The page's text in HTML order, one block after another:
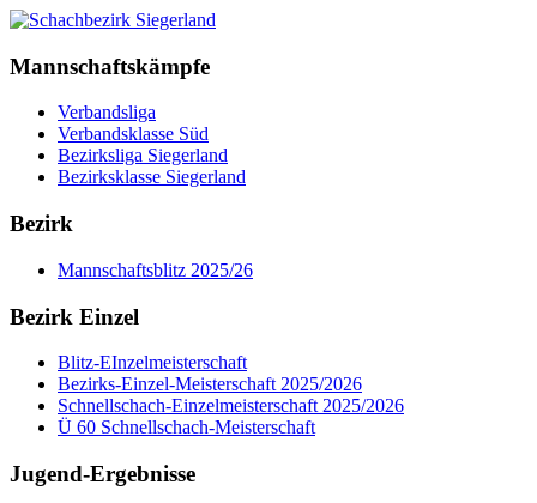
Mannschaftskämpfe
Verbandsliga
Verbandsklasse Süd
Bezirksliga Siegerland
Bezirksklasse Siegerland
Bezirk
Mannschaftsblitz 2025/26
Bezirk Einzel
Blitz-EInzelmeisterschaft
Bezirks-Einzel-Meisterschaft 2025/2026
Schnellschach-Einzelmeisterschaft 2025/2026
Ü 60 Schnellschach-Meisterschaft
Jugend-Ergebnisse